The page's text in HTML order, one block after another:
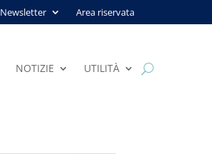
Newsletter Area riservata
NOTIZIE UTILITÀ